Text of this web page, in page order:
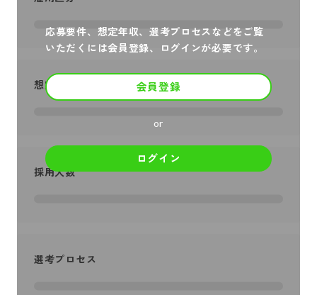
応募要件、想定年収、選考プロセスなどをご覧
いただくには会員登録、ログインが必要です。
会員登録
or
ログイン
想定年収
採用人数
選考プロセス